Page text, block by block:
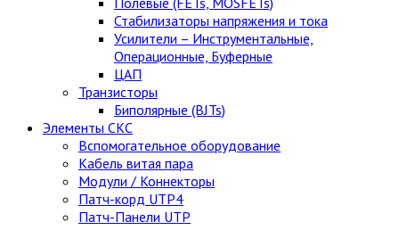
Стабилизаторы напряжения и тока
Усилители – Инструментальные,
Операционные, Буферные
ЦАП
Транзисторы
Биполярные (BJTs)
Элементы СКС
Вспомогательное оборудование
Кабель витая пара
Модули / Коннекторы
Патч-корд UTP4
Патч-Панели UTP